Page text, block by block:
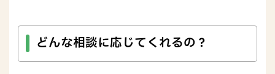
どんな相談に応じてくれるの？